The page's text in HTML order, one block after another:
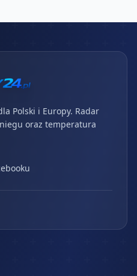
Polski i Europy. Radar
oraz temperatura